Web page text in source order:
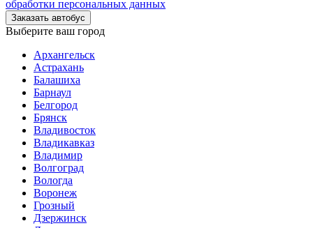
обработки персональных данных
Заказать автобус
Выберите ваш город
Архангельск
Астрахань
Балашиха
Барнаул
Белгород
Брянск
Владивосток
Владикавказ
Владимир
Волгоград
Вологда
Воронеж
Грозный
Дзержинск